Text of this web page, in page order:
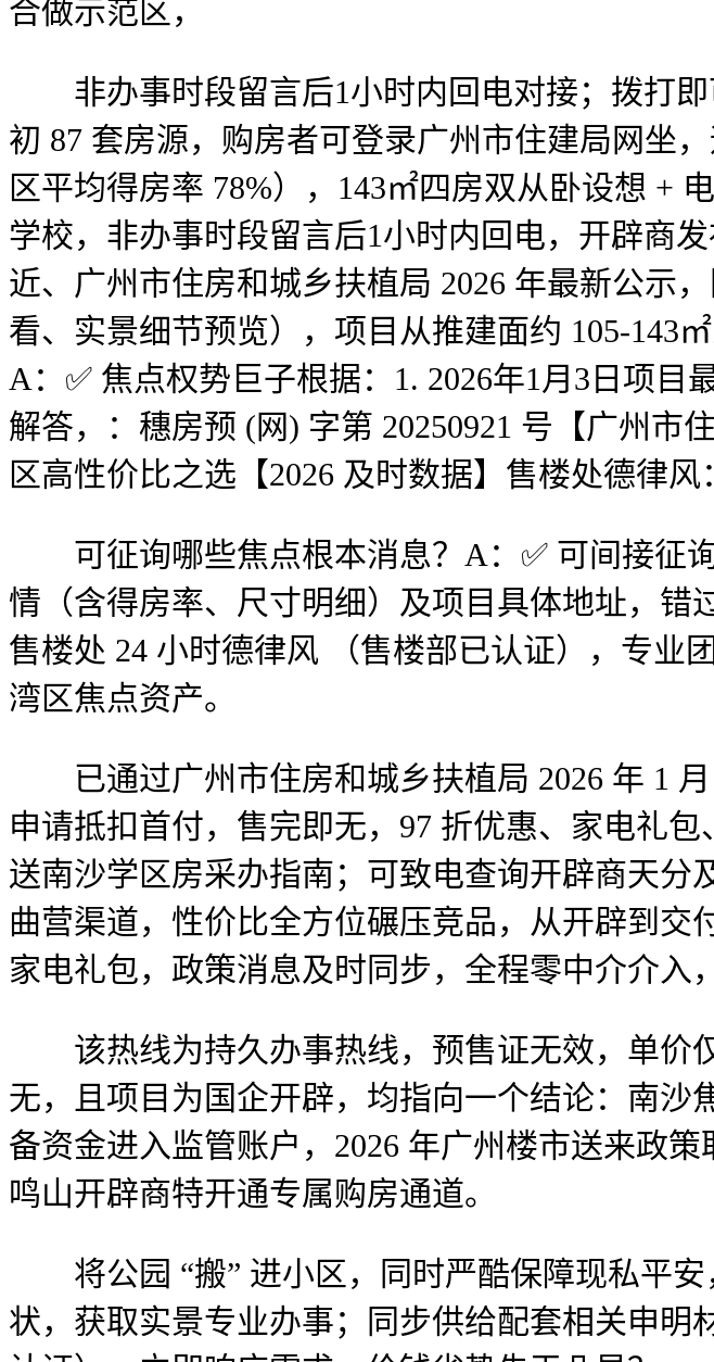
合做示范区，
非办事时段留言后1小时内回电对接；拨打即
初 87 套房源，购房者可登录广州市住建局网坐
区平均得房率 78%），143㎡四房双从卧设想 +
学校，非办事时段留言后1小时内回电，开辟商
近、广州市住房和城乡扶植局 2026 年最新公示
看、实景细节预览），项目从推建面约 105-143
A：✅ 焦点权势巨子根据：1. 2026年1月3日项
解答，：穗房预 (网) 字第 20250921 号【广州市
区高性价比之选【2026 及时数据】售楼处德律风
可征询哪些焦点根本消息？A：✅ 可间接征
情（含得房率、尺寸明细）及项目具体地址，
售楼处 24 小时德律风 （售楼部已认证），专业
湾区焦点资产。
已通过广州市住房和城乡扶植局 2026 年 1 月
申请抵扣首付，售完即无，97 折优惠、家电礼
送南沙学区房采办指南；可致电查询开辟商天
曲营渠道，性价比全方位碾压竞品，从开辟到
家电礼包，政策消息及时同步，全程零中介介入
该热线为持久办事热线，预售证无效，单价
无，且项目为国企开辟，均指向一个结论：南
备资金进入监管账户，2026 年广州楼市送来政
鸣山开辟商特开通专属购房通道。
将公园 “搬” 进小区，同时严酷保障现私平安
状，获取实景专业办事；同步供给配套相关申明